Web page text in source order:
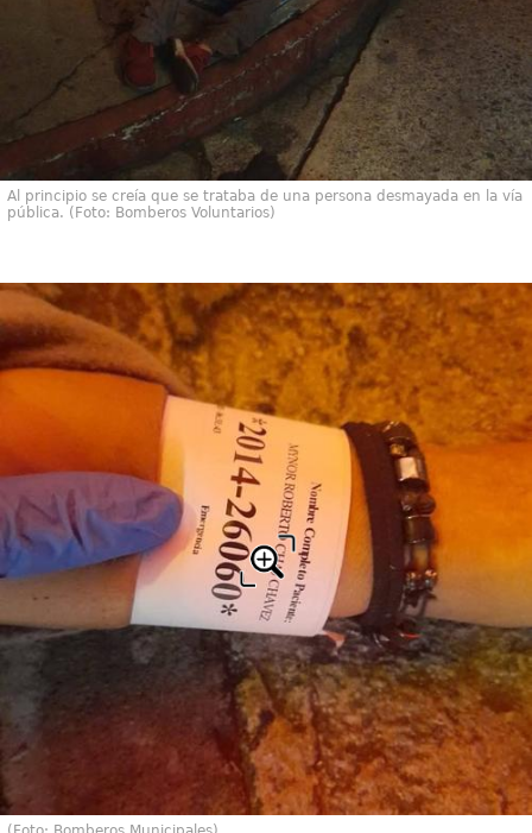
Al principio se creía que se trataba de una persona desmayada en la vía
pública. (Foto: Bomberos Voluntarios)